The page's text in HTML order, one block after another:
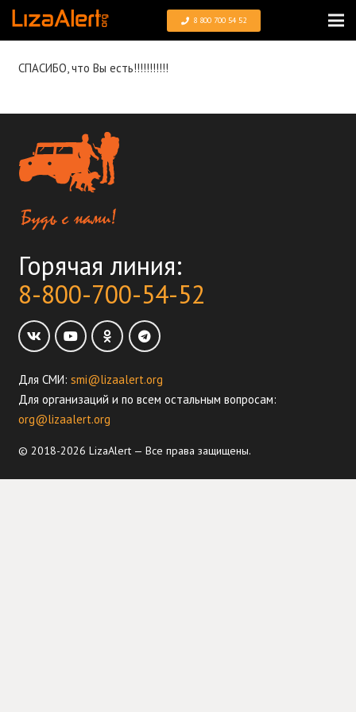
8 800 700 54 52
СПАСИБО, что Вы есть!!!!!!!!!!!
Горячая линия:
8-800-700-54-52
Для СМИ: smi@lizaalert.org
Для организаций и по всем остальным вопросам:
org@lizaalert.org
© 2018-2026 LizaAlert — Все права защищены.